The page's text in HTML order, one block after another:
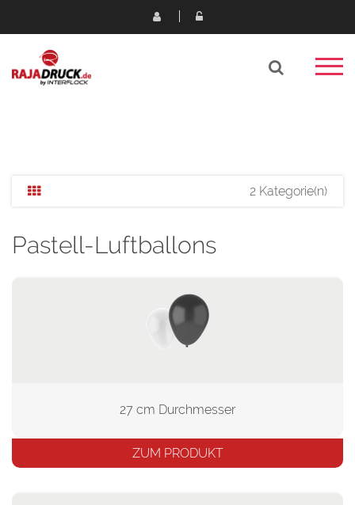
2 Kategorie(n)
Pastell-Luftballons
27 cm Durchmesser
ZUM PRODUKT